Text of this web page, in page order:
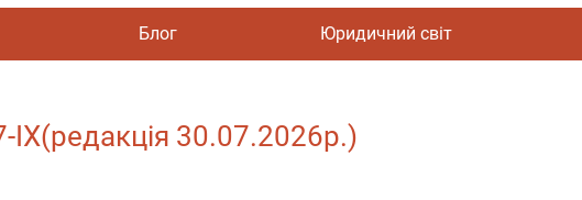
Блог Юридичний світ
IX(редакція 30.07.2026р.)